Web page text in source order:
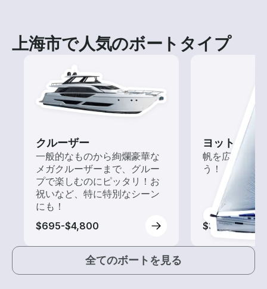
上海市で人気のボートタイプ
クルーザー
一般的なものから絢爛豪華な
メガクルーザーまで、グルー
プで楽しむのにピッタリ！お
祝いなど、特に特別なシーン
にも！
$695-$4,800
ヨット
帆を広げて風
う！
$3,175
全てのボートを見る